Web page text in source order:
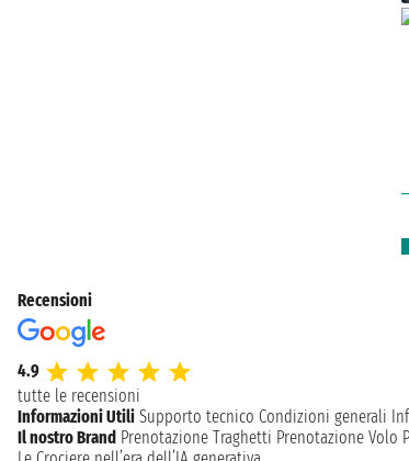
Recensioni
4.9
tutte le recensioni
Informazioni Utili Supporto tecnico Condizioni generali
Il nostro Brand Prenotazione Traghetti Prenotazione Volo